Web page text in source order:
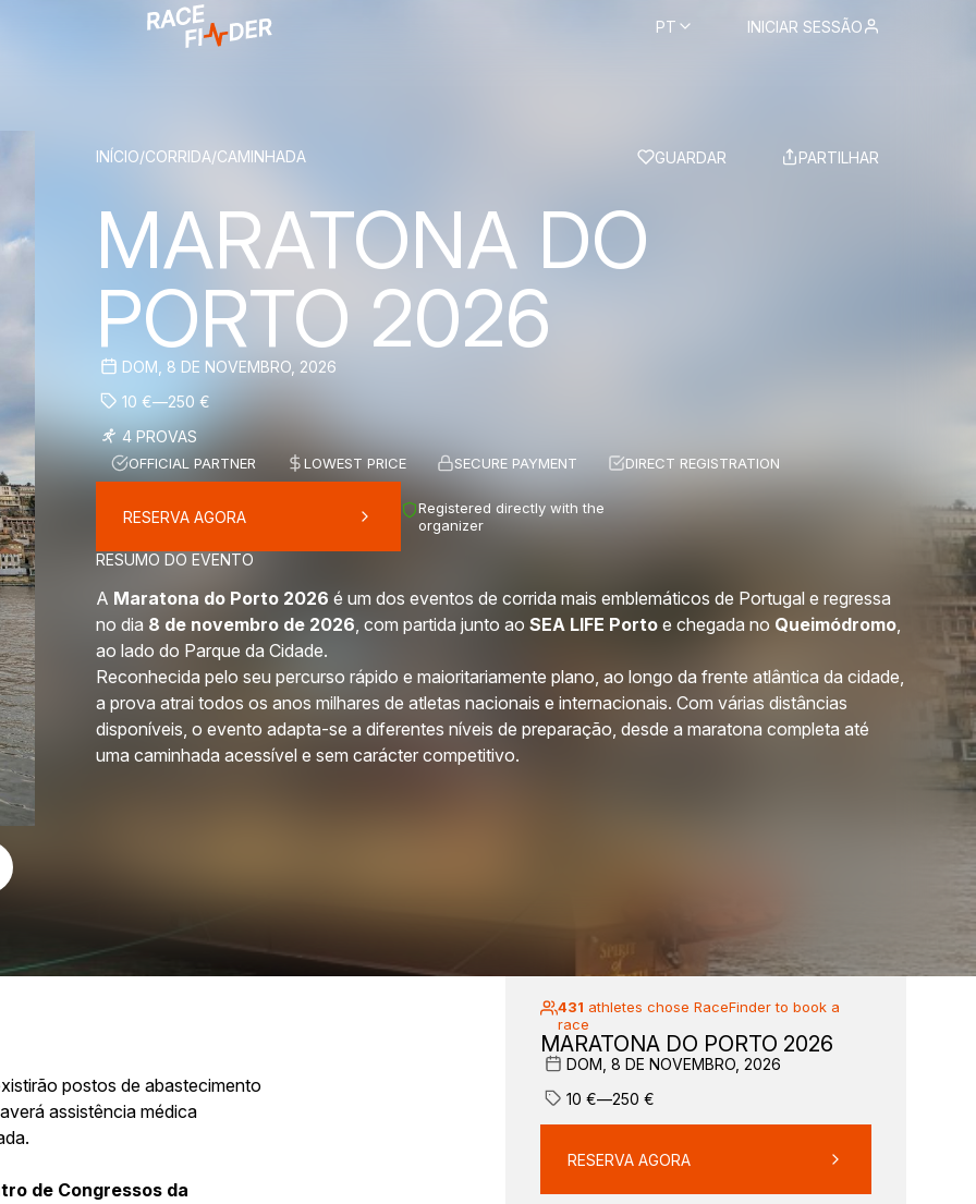
PT INICIAR SESSÃO
BREADCRUMBS
INÍCIO/CORRIDA/CAMINHADA GUARDAR PARTILHAR
MARATONA DO
PORTO 2026
DOM, 8 DE NOVEMBRO, 2026
10 €—250 €
4 PROVAS
OFFICIAL PARTNER LOWEST PRICE SECURE PAYMENT DIRECT REGISTRATION
RESERVA AGORA
Registered directly with the
organizer
RESUMO DO EVENTO
A Maratona do Porto 2026 é um dos eventos de corrida mais emblemáticos de Portugal e regressa
no dia 8 de novembro de 2026, com partida junto ao SEA LIFE Porto e chegada no Queimódromo,
ao lado do Parque da Cidade.
Reconhecida pelo seu percurso rápido e maioritariamente plano, ao longo da frente atlântica da cidade,
a prova atrai todos os anos milhares de atletas nacionais e internacionais. Com várias distâncias
disponíveis, o evento adapta-se a diferentes níveis de preparação, desde a maratona completa até
uma caminhada acessível e sem carácter competitivo.
postos de abastecimento
assistência médica
de Congressos da
431 athletes chose RaceFinder to book a
race
MARATONA DO PORTO 2026
DOM, 8 DE NOVEMBRO, 2026
10 €—250 €
RESERVA AGORA